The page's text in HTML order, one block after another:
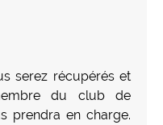
serez récupérés et
du club de
prendra en charge.